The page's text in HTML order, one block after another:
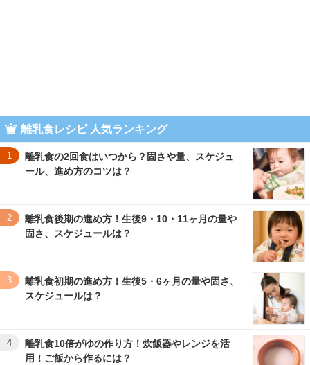
離乳食レシピ 人気ランキング
1
離乳食の2回食はいつから？固さや量、スケジュ
ール、進め方のコツは？
2
離乳食後期の進め方！生後9・10・11ヶ月の量や
固さ、スケジュールは？
3
離乳食初期の進め方！生後5・6ヶ月の量や固さ、
スケジュールは？
4
離乳食10倍がゆの作り方！炊飯器やレンジを活
用！ご飯から作るには？